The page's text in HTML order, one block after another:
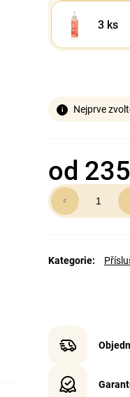
3 ks
Nejprve
od
Měrná
cena:
Kategorie: